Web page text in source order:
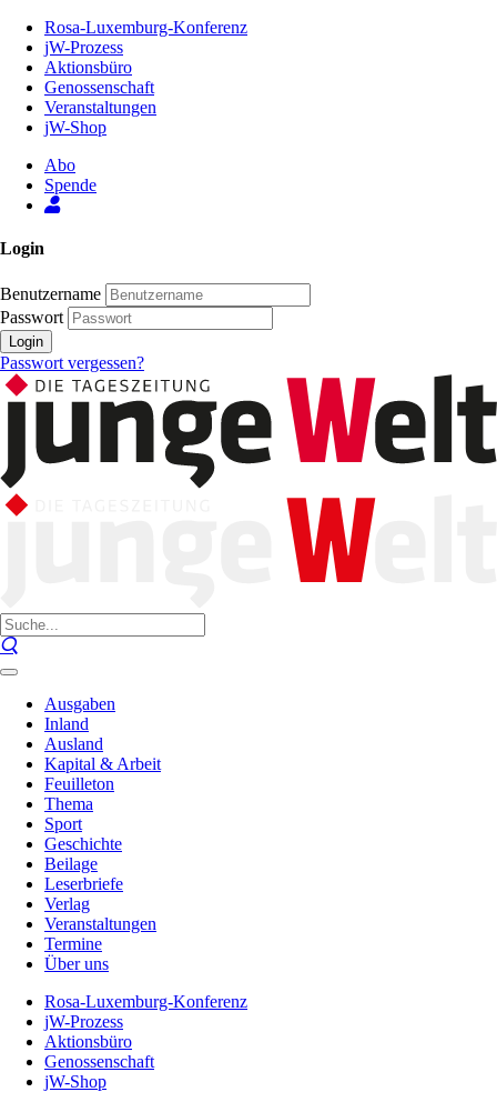
Inhalt
Seite
Rosa-Luxemburg-Konferenz
jW-Prozess
Aktionsbüro
Genossenschaft
Veranstaltungen
jW-Shop
Abo
Spende
Login
Benutzername
Passwort
Login
Passwort vergessen?
Ausgaben
Inland
Ausland
Kapital & Arbeit
Feuilleton
Thema
Sport
Geschichte
Beilage
Leserbriefe
Verlag
Veranstaltungen
Termine
Über uns
Rosa-Luxemburg-Konferenz
jW-Prozess
Aktionsbüro
Genossenschaft
jW-Shop